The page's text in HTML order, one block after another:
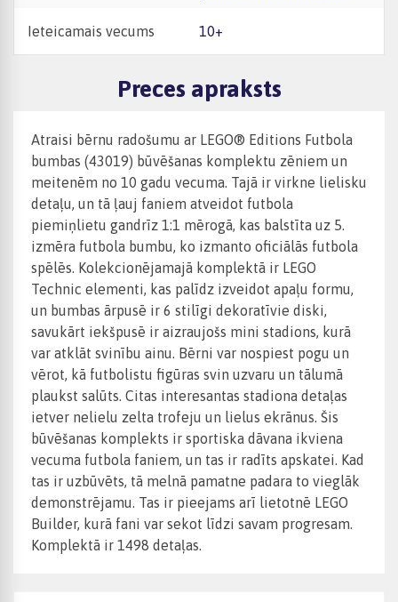
Ieteicamais vecums 10+
Preces apraksts
Atraisi bērnu radošumu ar LEGO® Editions Futbola
bumbas (43019) būvēšanas komplektu zēniem un
meitenēm no 10 gadu vecuma. Tajā ir virkne lielisku
detaļu, un tā ļauj faniem atveidot futbola
piemiņlietu gandrīz 1:1 mērogā, kas balstīta uz 5.
izmēra futbola bumbu, ko izmanto oficiālās futbola
spēlēs. Kolekcionējamajā komplektā ir LEGO
Technic elementi, kas palīdz izveidot apaļu formu,
un bumbas ārpusē ir 6 stilīgi dekoratīvie diski,
savukārt iekšpusē ir aizraujošs mini stadions, kurā
var atklāt svinību ainu. Bērni var nospiest pogu un
vērot, kā futbolistu figūras svin uzvaru un tālumā
plaukst salūts. Citas interesantas stadiona detaļas
ietver nelielu zelta trofeju un lielus ekrānus. Šis
būvēšanas komplekts ir sportiska dāvana ikviena
vecuma futbola faniem, un tas ir radīts apskatei. Kad
tas ir uzbūvēts, tā melnā pamatne padara to vieglāk
demonstrējamu. Tas ir pieejams arī lietotnē LEGO
Builder, kurā fani var sekot līdzi savam progresam.
Komplektā ir 1498 detaļas.